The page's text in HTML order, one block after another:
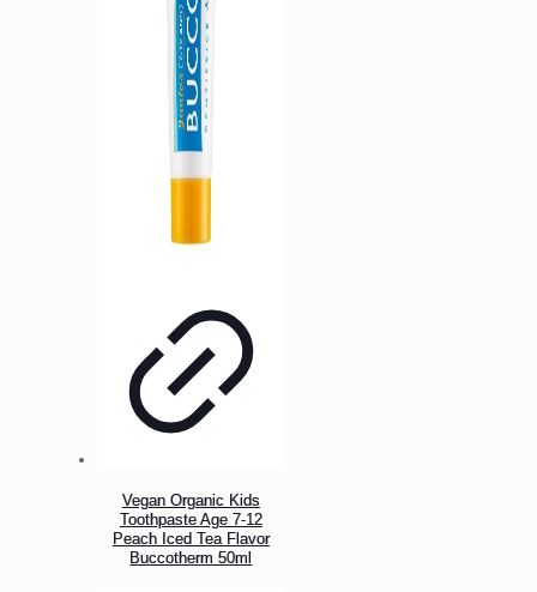
Vegan Organic Kids
Toothpaste Age 7-12
Peach Iced Tea Flavor
Buccotherm 50ml